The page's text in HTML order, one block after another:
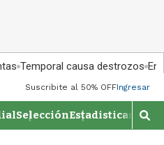
Temporal causa destrozos En
Suscribite al 50% OFFIngresar
SelecciónEstadisticas
M
o